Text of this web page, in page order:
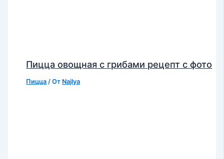
Пицца овощная с грибами рецепт с фото
Пицца / От Najlya